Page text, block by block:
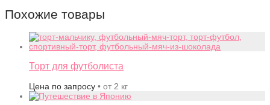
Похожие товары
Торт для футболиста
Цена по запросу • от 2 кг